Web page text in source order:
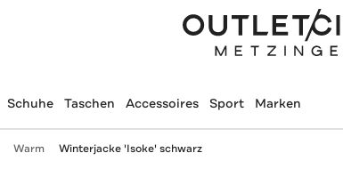
Schuhe Taschen Accessoires Sport Marken
Warm Winterjacke 'Isoke' schwarz